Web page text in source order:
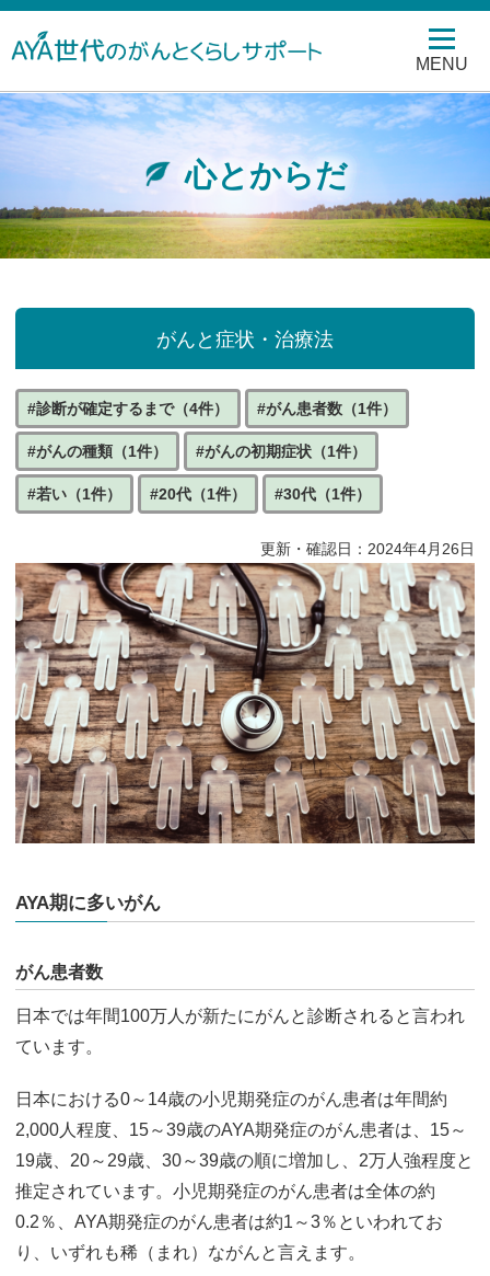
MENU
心とからだ
がんと症状・治療法
#診断が確定するまで（4件） #がん患者数（1件）
#がんの種類（1件） #がんの初期症状（1件）
#若い（1件） #20代（1件） #30代（1件）
更新・確認日：2024年4月26日
AYA期に多いがん
がん患者数
日本では年間100万人が新たにがんと診断されると言われ
ています。
日本における0～14歳の小児期発症のがん患者は年間約
2,000人程度、15～39歳のAYA期発症のがん患者は、15～
19歳、20～29歳、30～39歳の順に増加し、2万人強程度と
推定されています。小児期発症のがん患者は全体の約
0.2％、AYA期発症のがん患者は約1～3％といわれてお
り、いずれも稀（まれ）ながんと言えます。